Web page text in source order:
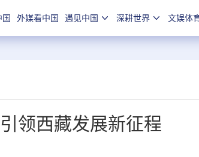
外媒看中国 遇见中国 深耕世界 文娱体
领西藏发展新征程